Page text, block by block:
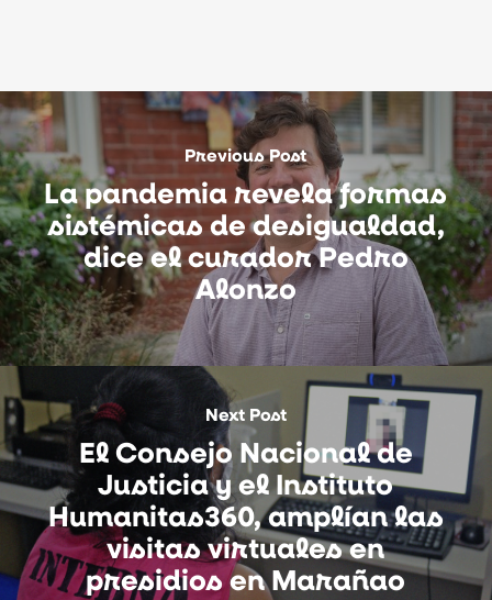
Previous Post
La pandemia revela formas
sistémicas de desigualdad,
dice el curador Pedro
Alonzo
Next Post
El Consejo Nacional de
Justicia y el Instituto
Humanitas360, amplían las
visitas virtuales en
presidios en Marañao